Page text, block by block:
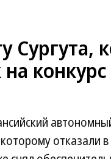
Сургута,
отказали